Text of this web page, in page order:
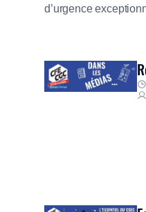
d’urgence